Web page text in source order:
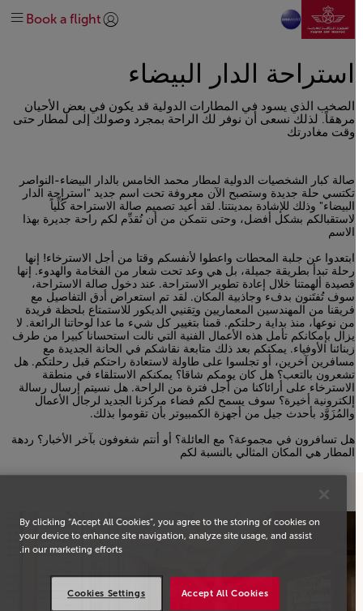
تخطي إلى المحتوى الرئيسي
انتقل إلى الصفحةتسجيل الدخول | انضم)
Book a flight
استراحة الدار البيضاء
الصخب الذي يسود في المطارات الدولية قد يكون في بعض الأحيان
مرهقاً. لذلك نسعى أن نوفر لك الراحة بمجرد وصولك إلى لمطار حتى
وقت مغادرتك
صالة كبار الشخصيات الدولية لمطار محمد الخامس بالدار البيضاء-النواصر
تكتسي حلة جديدة وستصبح الآن معروفة تحت اسم جديد "استراحة الدار
البيضاء" وذلك للإشادة بمدينتنا. لقد أعيد تصميم صالة الاستراحة كُلِّياً
لاستقبالكم بشكل أفضل، وحتى نتمكن من أن نُقدِّم لكم راحة جديرة بهذا
الاسم
Open in a new window
ابتعدوا عن جلبة المحطات واعطوا لأنفسكم وقتا من أجل الاسترخاء! إنها
رحلة تبدأ بطريقة جميلة، بل هي وعد تحت شعار من الفخامة والهدوء. إنها
قصيدة ألهمتنا خلال إعادة تطوير الاستراحة. عند دخول صالة الاستراحة،
سوف تُفتَنون بدفء وجاذبية المكان. لقد تم استعراض أدق التفاصيل مع
فريقنا من المهندسين المعماريين وتِقنيي الديكور للاستمتاع بلحظة فريدة
من نوعها، منذ بداية رحلتكم. قمنا بتغيير كل شيء ما عدا لوحاتنا الرائعة. لا
يزال بإمكانكم تأمل هذه الأعمال الفنية التي نالت استحسانا كبيرا من طرف
زبنائنا الأوفياء. يمكنكم بعد ذلك متابعة نقاشكم في الحانة الجديدة مع
مسافرين آخرين، أو تجلسوا على طاولة لاستعادة راحتكم قبل رحلتكم. هل
تشعرون بالتعب؟ هل كان يومكم شاقا؟ يمكنكم الاستلقاء في منطقة
الاسترخاء على أرائاكنا من أجل فترة من الراحة. هل نسيتم إرسال رسالة
إلكترونية أخيرة؟ سوف يسمح لكم فضاء مركزنا الجديد لرجال الأعمال
والمُزَوَّد بأحدث جيل من أجهزة الكمبيوتر بأن تقوموا بذلك.
Open in a new window
هل تسافرون في مجموعة؟ مع العائلة؟ أو أنتم شغوفون بآخر الأخبار؟ ردهة
المطار هي المكان المثالي بالنسبة لكم
Open in a new window
خطط لرحلتك
إدارة
الخدمات الإضافية
استكشاف العروض
الرائجة
وجهاتنا
explore-quicklinks-title
خريطة الرحلات
شبكة خطوطنا
استكشف المغرب
تحالف عالمي oneworld
في المطار
على متن الطائرة
نبذة عنا
الدرجة السياحية درجة رجال الأعمال
قبل السفر
الاحتياجات الخاصة
المساعدة والدعم
اتصل بنا
سفر فلاير
كسب الأميال واستخدامها
الحصول على المساعدة
By clicking “Accept All Cookies”, you agree to the storing of cookies on
your device to enhance site navigation, analyze site usage, and assist
in our marketing efforts.
Accept All Cookies
Cookies Settings